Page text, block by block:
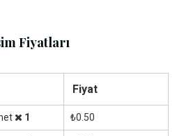
Fiyatları
Fiyat
1 ₺0.50